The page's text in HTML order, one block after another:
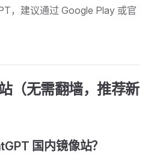
，建议通过 Google Play 或官
（无需翻墙，推荐新
国内镜像站？